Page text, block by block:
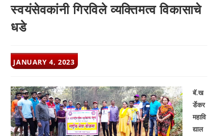
स्वयंसेवकांनी गिरविले व्यक्तिमत्व विकासाचे
धडे
POST
PUBLISHED:
JANUARY 4, 2023
बॅ.ख
र्डेकर
महावि
द्याल